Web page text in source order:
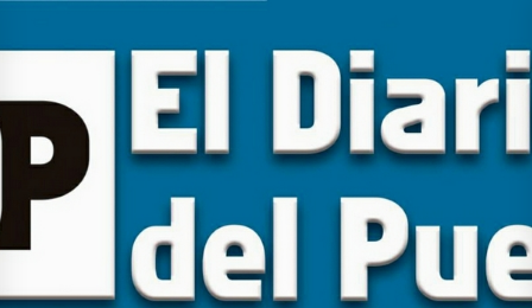
content
EL DIARIO DEL
PUEBLO